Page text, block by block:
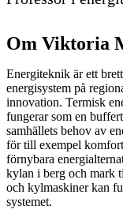
Om Viktoria
Energiteknik är ett
energisystem på
innovation. Termisk
fungerar som en
samhällets behov av
för till exempel
förnybara
kylan i berg och mark
och kylmaskiner kan
systemet.